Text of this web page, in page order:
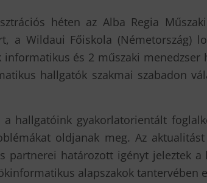
héten az Alba Regia
a Wildaui Főiskola (Németország)
és 2 műszaki
hallgatók szakmai szabadon
hallgatóink gyakorlatorientált
oldjanak meg. Az
partnerei határozott igényt jeleztek
alapszakok tantervében